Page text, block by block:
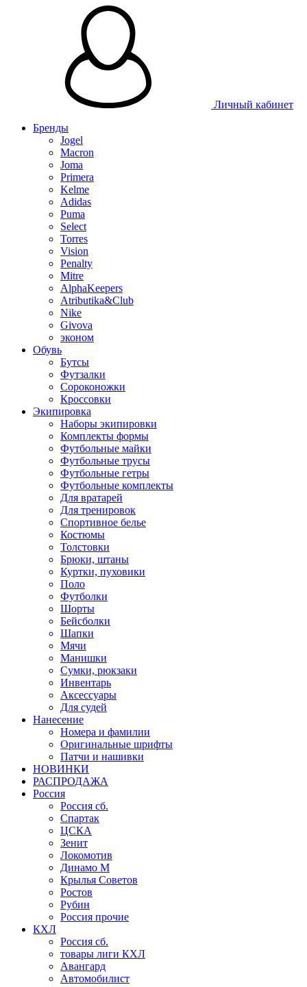
Личный кабинет
Бренды
Jogel
Macron
Joma
Primera
Kelme
Adidas
Puma
Select
Torres
Vision
Penalty
Mitre
AlphaKeepers
Atributika&Club
Nike
Givova
эконом
Обувь
Бутсы
Футзалки
Сороконожки
Кроссовки
Экипировка
Наборы экипировки
Комплекты формы
Футбольные майки
Футбольные трусы
Футбольные гетры
Футбольные комплекты
Для вратарей
Для тренировок
Спортивное белье
Костюмы
Толстовки
Брюки, штаны
Куртки, пуховики
Поло
Футболки
Шорты
Бейсболки
Шапки
Мячи
Манишки
Сумки, рюкзаки
Инвентарь
Аксессуары
Для судей
Нанесение
Номера и фамилии
Оригинальные шрифты
Патчи и нашивки
НОВИНКИ
РАСПРОДАЖА
Россия
Россия сб.
Спартак
ЦСКА
Зенит
Локомотив
Динамо М
Крылья Советов
Ростов
Рубин
Россия прочие
КХЛ
Россия сб.
товары лиги КХЛ
Авангард
Автомобилист
Таблица размеров